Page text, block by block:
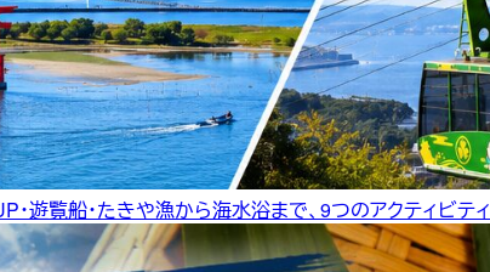
・遊覧船・たきや漁から海水浴まで、9つのアクティビティ